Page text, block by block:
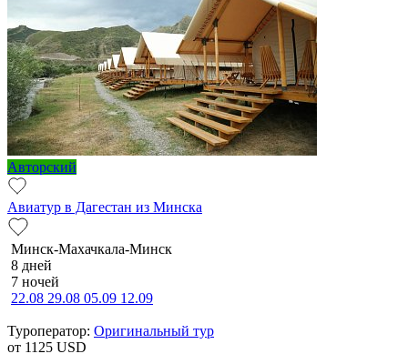
Авторский
Авиатур в Дагестан из Минска
Минск-Махачкала-Минск
8 дней
7 ночей
22.08 29.08 05.09 12.09
Туроператор: Оригинальный тур
от 1125 USD